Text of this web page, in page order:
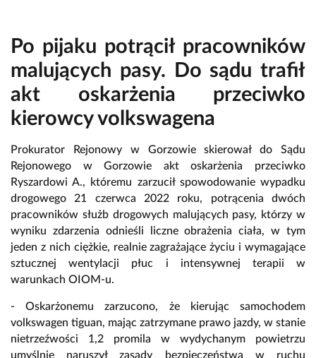
Po pijaku potrącił pracowników
malujących pasy. Do sądu trafił
akt oskarżenia przeciwko
kierowcy volkswagena
Prokurator Rejonowy w Gorzowie skierował do Sądu
Rejonowego w Gorzowie akt oskarżenia przeciwko
Ryszardowi A., któremu zarzucił spowodowanie wypadku
drogowego 21 czerwca 2022 roku, potrącenia dwóch
pracowników służb drogowych malujących pasy, którzy w
wyniku zdarzenia odnieśli liczne obrażenia ciała, w tym
jeden z nich ciężkie, realnie zagrażające życiu i wymagające
sztucznej wentylacji płuc i intensywnej terapii w
warunkach OIOM-u.
- Oskarżonemu zarzucono, że kierując samochodem
volkswagen tiguan, mając zatrzymane prawo jazdy, w stanie
nietrzeźwości 1,2 promila w wydychanym powietrzu
umyślnie naruszył zasady bezpieczeństwa w ruchu